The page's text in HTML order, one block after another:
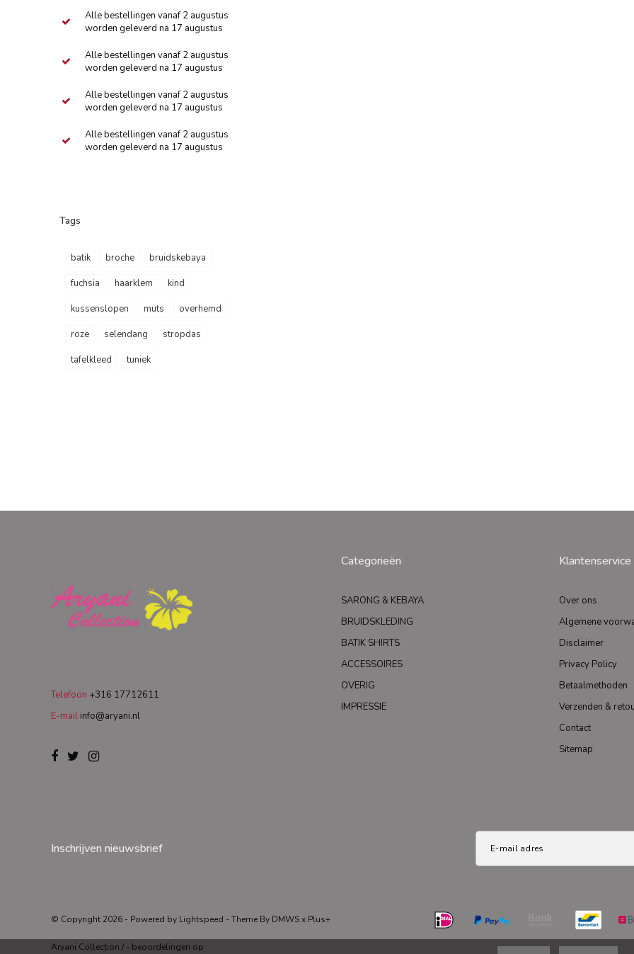
Alle bestellingen vanaf 2 augustus
worden geleverd na 17 augustus
Alle bestellingen vanaf 2 augustus
worden geleverd na 17 augustus
Alle bestellingen vanaf 2 augustus
worden geleverd na 17 augustus
Alle bestellingen vanaf 2 augustus
worden geleverd na 17 augustus
Tags
batik broche
bruidskebaya
fuchsia
haarklem
kind
kussenslopen
muts
overhemd
roze
selendang
stropdas
tafelkleed
tuniek
Telefoon +316 17712611
E-mail info@aryani.nl
Categorieën
SARONG & KEBAYA
BRUIDSKLEDING
BATIK SHIRTS
ACCESSOIRES
OVERIG
IMPRESSIE
Klantenservice
Over ons
Algemene
Disclaimer
Privacy Policy
Betaalmethoden
Verzenden &
Contact
Sitemap
Inschrijven nieuwsbrief
© Copyright 2026 - Powered by Lightspeed - Theme By DMWSx Plus+
Aryani Collection /- beoordelingen op